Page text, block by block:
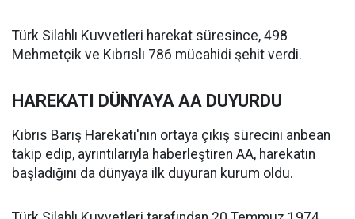
Türk Silahlı Kuvvetleri harekat süresince, 498
Mehmetçik ve Kıbrıslı 786 mücahidi şehit verdi.
HAREKATI DÜNYAYA AA DUYURDU
Kıbrıs Barış Harekatı'nın ortaya çıkış sürecini anbean
takip edip, ayrıntılarıyla haberleştiren AA, harekatın
başladığını da dünyaya ilk duyuran kurum oldu.